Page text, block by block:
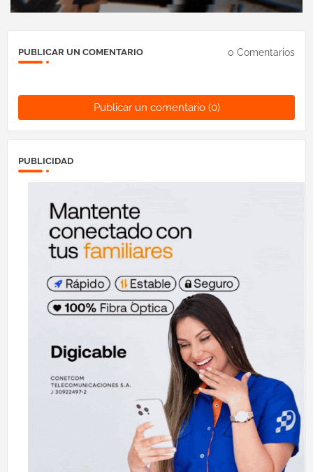
PUBLICAR UN COMENTARIO 0 Comentarios
Publicar un comentario (0)
PUBLICIDAD